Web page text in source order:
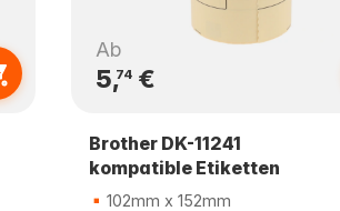
Ab
5,74 €
Brother DK-11241
kompatible Etiketten
102mm x 152mm